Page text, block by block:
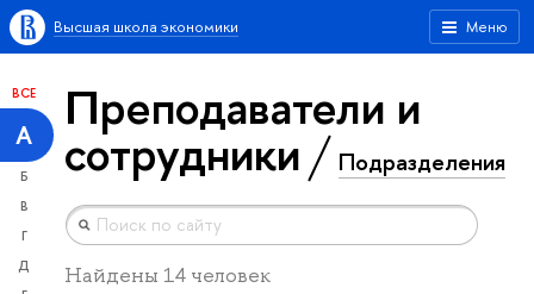
Меню
Высшая школа экономики
ВСЕ
А
Б
В
Г
Д
Преподаватели и
сотрудники Подразделения
Найдены 14 человек